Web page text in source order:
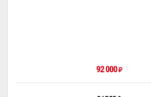
92 000 ₽